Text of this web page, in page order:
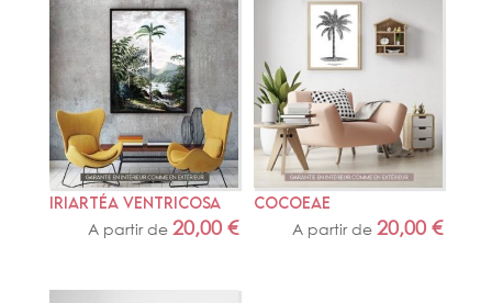
IRIARTÉA VENTRICOSA
A partir de 20,00 €
COCOEAE
A partir de20,00€